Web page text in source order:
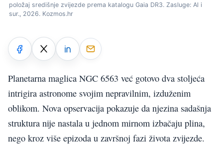
položaj središnje zvijezde prema katalogu Gaia DR3. Zasluge: Al i
sur., 2026. Kozmos.hr
Planetarna maglica NGC 6563 već gotovo dva stoljeća
intrigira astronome svojim nepravilnim, izduženim
oblikom. Nova opservacija pokazuje da njezina sadašnja
struktura nije nastala u jednom mirnom izbačaju plina,
nego kroz više epizoda u završnoj fazi života zvijezde.